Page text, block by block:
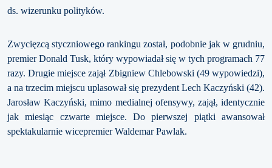
ds. wizerunku polityków.
Zwycięzcą styczniowego rankingu został, podobnie jak w grudniu,
premier Donald Tusk, który wypowiadał się w tych programach 77
razy. Drugie miejsce zajął Zbigniew Chlebowski (49 wypowiedzi),
a na trzecim miejscu uplasował się prezydent Lech Kaczyński (42).
Jarosław Kaczyński, mimo medialnej ofensywy, zajął, identycznie
jak miesiąc czwarte miejsce. Do pierwszej piątki awansował
spektakularnie wicepremier Waldemar Pawlak.